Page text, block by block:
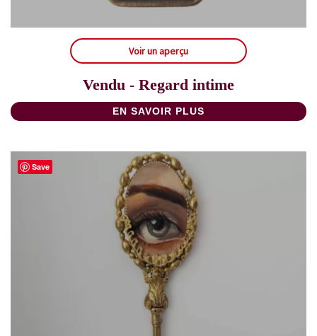
Voir un aperçu
Vendu - Regard intime
EN SAVOIR PLUS
Save